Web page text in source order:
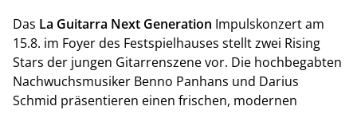
Das La Guitarra Next Generation Impulskonzert am
15.8. im Foyer des Festspielhauses stellt zwei Rising
Stars der jungen Gitarrenszene vor. Die hochbegabten
Nachwuchsmusiker Benno Panhans und Darius
Schmid präsentieren einen frischen, modernen